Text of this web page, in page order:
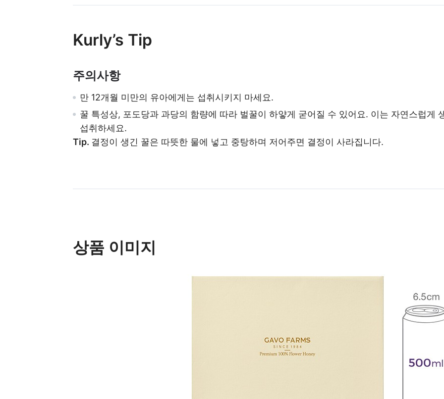
Kurly’s Tip
주의사항
만 12개월 미만의 유아에게는 섭취시키지 마세요.
꿀 특성상, 포도당과 과당의 함량에 따라 벌꿀이 하얗게 굳어질 수 있어요. 이는 자연스럽게
섭취하세요.
Tip. 결정이 생긴 꿀은 따뜻한 물에 넣고 중탕하며 저어주면 결정이 사라집니다.
상품 이미지